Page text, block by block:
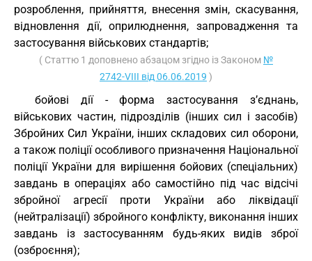
розроблення, прийняття, внесення змін, скасування,
відновлення дії, оприлюднення, запровадження та
застосування військових стандартів;
( Статтю 1 доповнено абзацом згідно із Законом №
2742-VIII від 06.06.2019 )
бойові дії - форма застосування з’єднань,
військових частин, підрозділів (інших сил і засобів)
Збройних Сил України, інших складових сил оборони,
а також поліції особливого призначення Національної
поліції України для вирішення бойових (спеціальних)
завдань в операціях або самостійно під час відсічі
збройної агресії проти України або ліквідації
(нейтралізації) збройного конфлікту, виконання інших
завдань із застосуванням будь-яких видів зброї
(озброєння);